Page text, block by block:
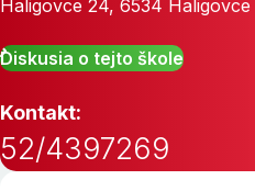
Haligovce 24, 6534 Haligovce
Diskusia o tejto škole
Kontakt:
52/4397269